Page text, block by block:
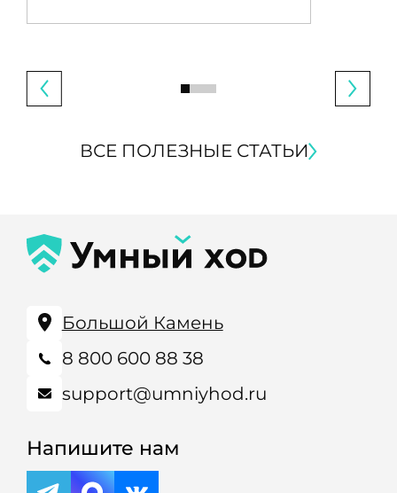
ВСЕ ПОЛЕЗНЫЕ СТАТЬИ
Большой Камень
8 800 600 88 38
support@umniyhod.ru
Напишите нам